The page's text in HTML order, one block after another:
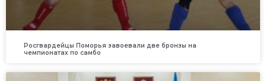
Росгвардейцы Поморья завоевали две бронзы на
чемпионатах по самбо